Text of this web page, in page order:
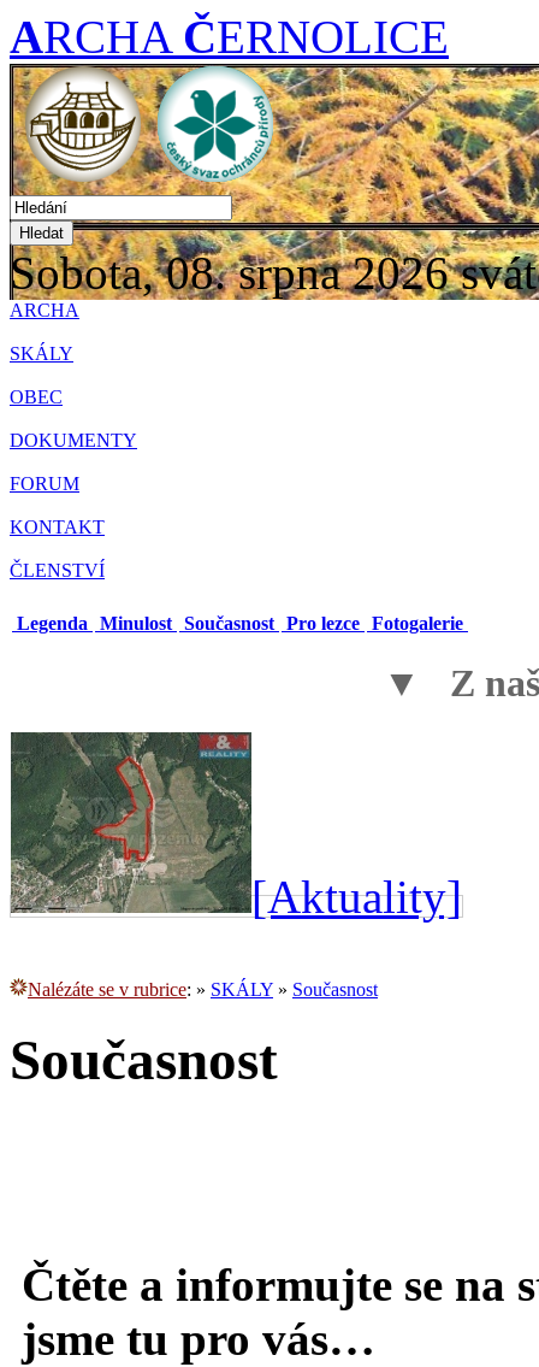
ARCHA ČERNOLICE
Hledat
Sobota, 08. srpna 2026
ARCHA
SKÁLY
OBEC
DOKUMENTY
FORUM
KONTAKT
ČLENSTVÍ
Legenda Minulost Současnost Pro lezce Fotogalerie
▼ Z
[Aktuality]
Nalézáte se v rubrice: » SKÁLY » Současnost
Současnost
Čtěte a informujte se na
jsme tu pro vás…